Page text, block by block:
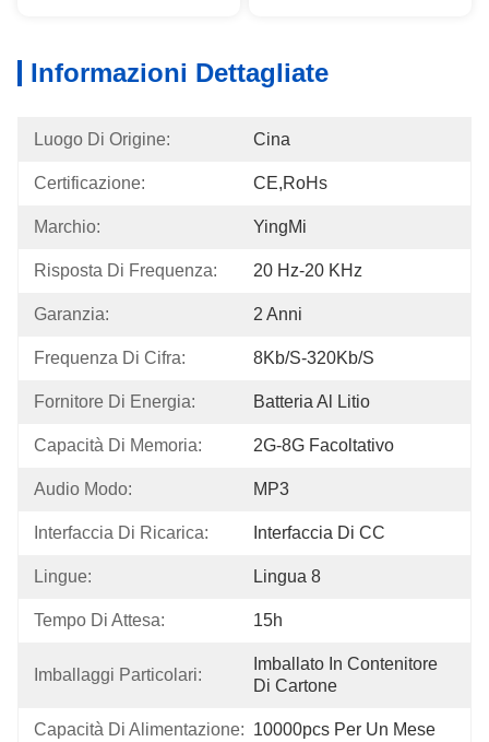
Informazioni Dettagliate
Luogo Di Origine: Cina
Certificazione: CE,RoHs
Marchio: YingMi
Risposta Di Frequenza: 20 Hz-20 KHz
Garanzia: 2 Anni
Frequenza Di Cifra: 8Kb/s-320Kb/s
Fornitore Di Energia: Batteria Al Litio
Capacità Di Memoria: 2G-8G Facoltativo
Audio Modo: MP3
Interfaccia Di Ricarica: Interfaccia Di CC
Lingue: Lingua 8
Tempo Di Attesa: 15h
Imballaggi Particolari:
Imballato In Contenitore
Di Cartone
Capacità Di Alimentazione: 10000pcs Per Un Mese